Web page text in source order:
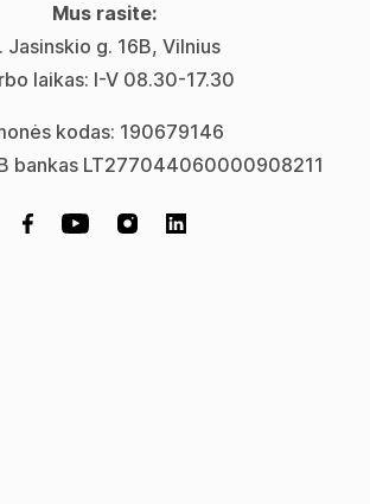
Mus rasite:
Jasinskio g. 16B, Vilnius
laikas: I-V 08.30-17.30
kodas: 190679146
bankas LT277044060000908211